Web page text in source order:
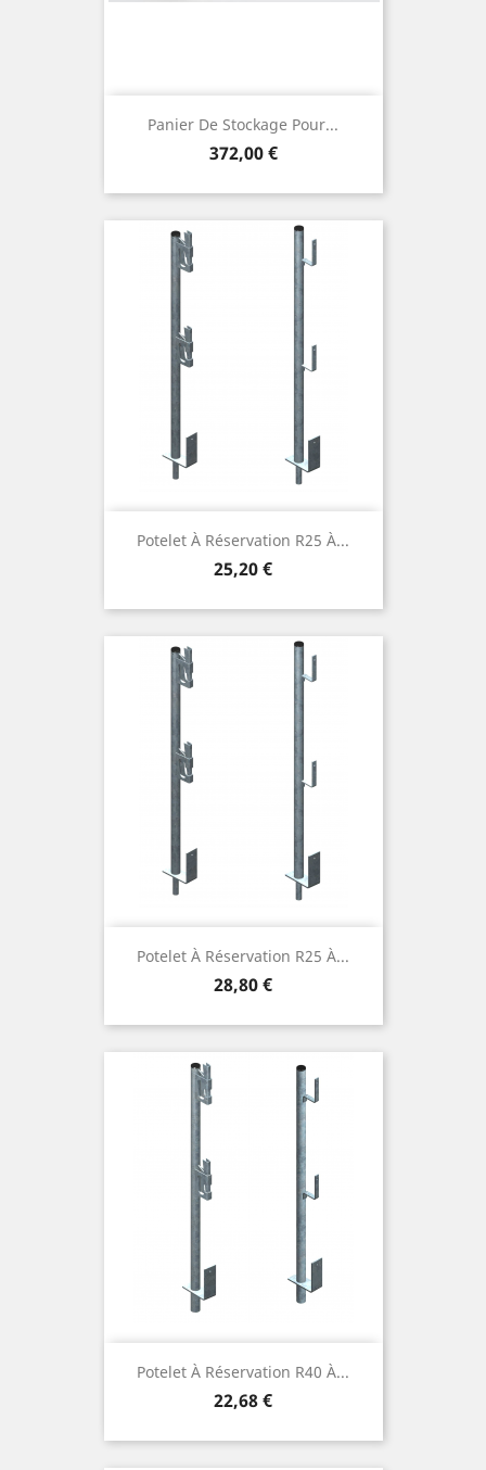
Panier De Stockage Pour...
Prix
372,00 €
Potelet À Réservation R25 À...
Prix
25,20 €
Potelet À Réservation R25 À...
Prix
28,80 €
Potelet À Réservation R40 À...
Prix
22,68 €